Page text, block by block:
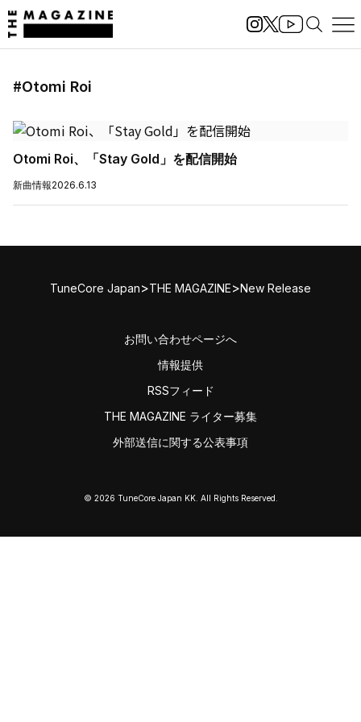
#Otomi Roi
Otomi Roi、「Stay Gold」を配信開始
新曲情報2026.6.13
TuneCore Japan>THE MAGAZINE>New Release
お問い合わせページへ
情報提供
RSSフィード
THE MAGAZINE ライター募集
外部送信に関する公表事項
© 2026 TuneCore Japan KK. All Rights Reserved.